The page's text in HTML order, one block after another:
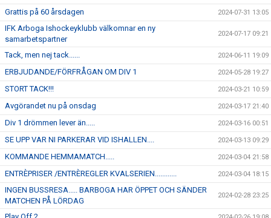
Grattis på 60 årsdagen 2024-07-31 13:05
IFK Arboga Ishockeyklubb välkomnar en ny
samarbetspartner
2024-07-17 09:21
Tack, men nej tack...... 2024-06-11 19:09
ERBJUDANDE/FÖRFRÅGAN OM DIV 1 2024-05-28 19:27
STORT TACK!!! 2024-03-21 10:59
Avgörandet nu på onsdag 2024-03-17 21:40
Div 1 drömmen lever än..... 2024-03-16 00:51
SE UPP VAR NI PARKERAR VID ISHALLEN.... 2024-03-13 09:29
KOMMANDE HEMMAMATCH..... 2024-03-04 21:58
ENTRÈPRISER /ENTRÈREGLER KVALSERIEN............ 2024-03-04 18:15
INGEN BUSSRESA..... BARBOGA HAR ÖPPET OCH SÄNDER
MATCHEN PÅ LÖRDAG
2024-02-28 23:25